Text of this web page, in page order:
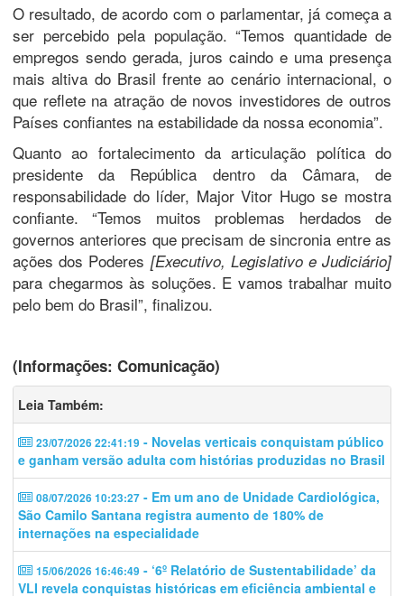
O resultado, de acordo com o parlamentar, já começa a
ser percebido pela população. “Temos quantidade de
empregos sendo gerada, juros caindo e uma presença
mais altiva do Brasil frente ao cenário internacional, o
que reflete na atração de novos investidores de outros
Países confiantes na estabilidade da nossa economia”.
Quanto ao fortalecimento da articulação política do
presidente da República dentro da Câmara, de
responsabilidade do líder, Major Vitor Hugo se mostra
confiante. “Temos muitos problemas herdados de
governos anteriores que precisam de sincronia entre as
ações dos Poderes [Executivo, Legislativo e Judiciário]
para chegarmos às soluções. E vamos trabalhar muito
pelo bem do Brasil”, finalizou.
(Informações: Comunicação)
Leia Também:
23/07/2026 22:41:19 - Novelas verticais conquistam público
e ganham versão adulta com histórias produzidas no Brasil
08/07/2026 10:23:27 - Em um ano de Unidade Cardiológica,
São Camilo Santana registra aumento de 180% de
internações na especialidade
15/06/2026 16:46:49 - ‘6º Relatório de Sustentabilidade’ da
VLI revela conquistas históricas em eficiência ambiental e